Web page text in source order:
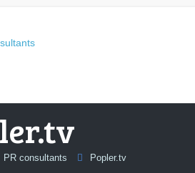
PR consultants Popler.tv